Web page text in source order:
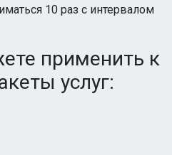
10 раз с интервалом
применить к
услуг: